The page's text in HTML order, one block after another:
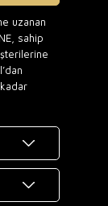
uzanan
sahip